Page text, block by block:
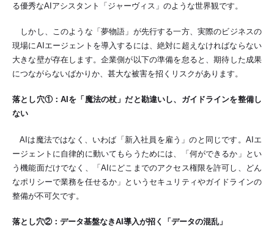
る優秀なAIアシスタント「ジャーヴィス」のような世界観です。
しかし、このような「夢物語」が先行する一方、 実際のビジネスの
現場にAIエージェントを導入するには、絶対に超えなければならない
大きな壁が存在します。 企業側が以下の準備を怠ると、期待した成果
につながらないばかりか、甚大な被害を招くリスクがあります。
落とし穴①：AIを「魔法の杖」だと勘違いし、ガイドラインを整備し
ない
AIは魔法ではなく、いわば「新入社員を雇う」のと同じです。AIエ
ージェントに自律的に動いてもらうためには、「何ができるか」とい
う機能面だけでなく、「AIにどこまでのアクセス権限を許可し、どん
なポリシーで業務を任せるか」というセキュリティやガイドラインの
整備が不可欠です。
落とし穴②：データ基盤なきAI導入が招く「データの混乱」